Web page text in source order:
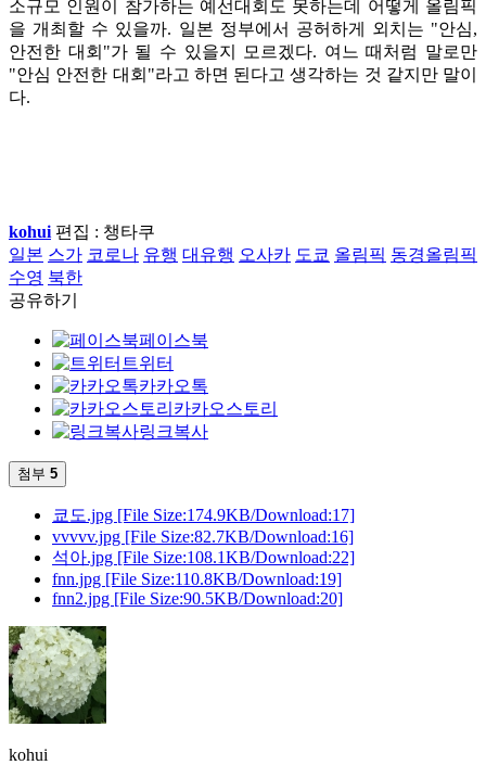
소규모 인원이 참가하는 예선대회도 못하는데 어떻게 올림픽
을 개최할 수 있을까. 일본 정부에서 공허하게 외치는 "안심,
안전한 대회"가 될 수 있을지 모르겠다. 여느 때처럼 말로만
"안심 안전한 대회"라고 하면 된다고 생각하는 것 같지만 말이
다.
kohui 편집 : 챙타쿠
일본 스가 코로나 유행 대유행 오사카 도쿄 올림픽 동경올림픽
수영 북한
공유하기
페이스북
트위터
카카오톡
카카오스토리
링크복사
첨부 5
쿄도.jpg [File Size:174.9KB/Download:17]
vvvvv.jpg [File Size:82.7KB/Download:16]
석아.jpg [File Size:108.1KB/Download:22]
fnn.jpg [File Size:110.8KB/Download:19]
fnn2.jpg [File Size:90.5KB/Download:20]
kohui